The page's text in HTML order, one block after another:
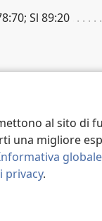
al sito di
una migliore
privacy.
Sl 89:20